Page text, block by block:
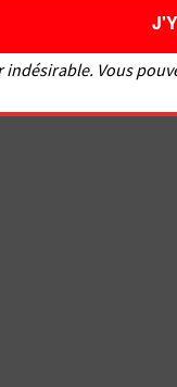
indésirable. Vous